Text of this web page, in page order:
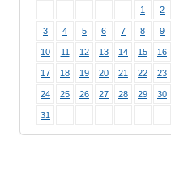
1 2
3 4 5 6 7 8 9
10 11 12 13 14 15 16
17 18 19 20 21 22 23
24 25 26 27 28 29 30
31